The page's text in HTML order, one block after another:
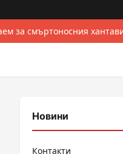
за смъртоносния
Новини
Контакти